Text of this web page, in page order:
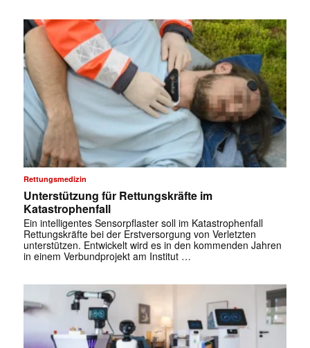
Rettungsmedizin
Unterstützung für Rettungskräfte im
Katastrophenfall
Ein intelligentes Sensorpflaster soll im Katastrophenfall
Rettungskräfte bei der Erstversorgung von Verletzten
unterstützen. Entwickelt wird es in den kommenden Jahren
in einem Verbundprojekt am Institut …